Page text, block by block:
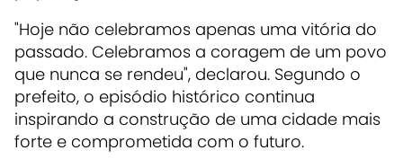
"Hoje não celebramos apenas uma vitória do
passado. Celebramos a coragem de um povo
que nunca se rendeu", declarou. Segundo o
prefeito, o episódio histórico continua
inspirando a construção de uma cidade mais
forte e comprometida com o futuro.